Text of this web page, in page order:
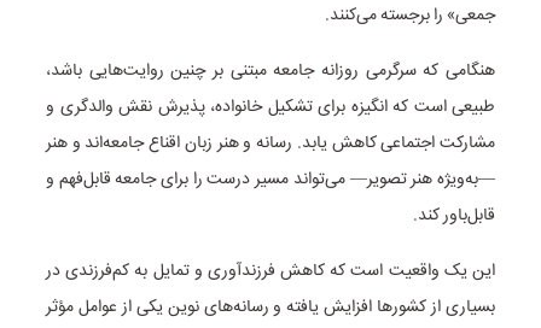
جمعی» را برجسته می‌کنند.
هنگامی که سرگرمی روزانه جامعه مبتنی بر چنین روایت‌هایی باشد،
طبیعی است که انگیزه برای تشکیل خانواده، پذیرش نقش والدگری و
مشارکت اجتماعی کاهش یابد. رسانه و هنر زبان اقناع جامعه‌اند و هنر
—به‌ویژه هنر تصویر— می‌تواند مسیر درست را برای جامعه قابل‌فهم و
قابل‌باور کند.
این یک واقعیت است که کاهش فرزندآوری و تمایل به کم‌فرزندی در
بسیاری از کشورها افزایش یافته و رسانه‌های نوین یکی از عوامل مؤثر